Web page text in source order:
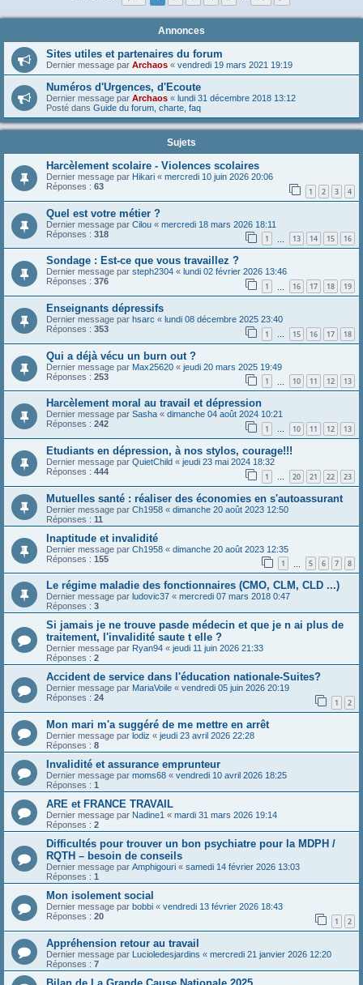
Annonces
Sites utiles et partenaires du forum
Dernier message par Archaos « vendredi 19 mars 2021 19:19
Numéros d'Urgences, d'Ecoute
Dernier message par Archaos « lundi 31 décembre 2018 13:12
Posté dans Guide du forum, charte, faq
Sujets
Harcèlement scolaire - Violences scolaires
Dernier message par Hikari « mercredi 10 juin 2026 20:06
Réponses : 63 1 2 3 4
Quel est votre métier ?
Dernier message par Cilou « mercredi 18 mars 2026 18:11
Réponses : 318 1 13 14 15 16
Sondage : Est-ce que vous travaillez ?
Dernier message par steph2304 « lundi 02 février 2026 13:46
Réponses : 376 1 16 17 18 19
Enseignants dépressifs
Dernier message par hsarc « lundi 08 décembre 2025 23:40
Réponses : 353 1 … 15 16 17 18
Qui a déjà vécu un burn out ?
Dernier message par Max25620 « jeudi 20 mars 2025 19:49
Réponses : 253 1 10 11 12 13
Harcèlement moral au travail et dépression
Dernier message par Sasha « dimanche 04 août 2024 10:21
Réponses : 242 1 … 10 11 12 13
Etudiants en dépression, à nos stylos, courage!!!
Dernier message par QuietChild « jeudi 23 mai 2024 18:32
Réponses : 444 1 … 20 21 22 23
Mutuelles santé : réaliser des économies en s'autoassurant
Dernier message par Ch1958 « dimanche 20 août 2023 12:50
Réponses : 11
Inaptitude et invalidité
Dernier message par Ch1958 « dimanche 20 août 2023 12:35
Réponses : 155 1 5 6 7 8
Le régime maladie des fonctionnaires (CMO, CLM, CLD ...)
Dernier message par ludovic37 « mercredi 07 mars 2018 0:47
Réponses : 3
Si jamais je ne trouve pasde médecin et que je n ai plus de
traitement, l'invalidité saute t elle ?
Dernier message par Ryan94 « jeudi 11 juin 2026 21:33
Réponses : 2
Accident de service dans l'éducation nationale-Suites?
Dernier message par MariaVoile « vendredi 05 juin 2026 20:19
Réponses : 24 1 2
Mon mari m'a suggéré de me mettre en arrêt
Dernier message par lodiz « jeudi 23 avril 2026 22:28
Réponses : 8
Invalidité et assurance emprunteur
Dernier message par moms68 « vendredi 10 avril 2026 18:25
Réponses : 1
ARE et FRANCE TRAVAIL
Dernier message par Nadine1 « mardi 31 mars 2026 19:14
Réponses : 2
Difficultés pour trouver un bon psychiatre pour la MDPH /
RQTH – besoin de conseils
Dernier message par Amphigouri « samedi 14 février 2026 13:03
Réponses : 1
Mon isolement social
Dernier message par bobbi « vendredi 13 février 2026 18:43
Réponses : 20 1 2
Appréhension retour au travail
Dernier message par Lucioledesjardins « mercredi 21 janvier 2026 12:20
Réponses : 7